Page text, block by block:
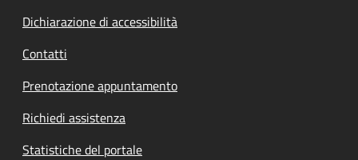
Dichiarazione di accessibilità
Contatti
Prenotazione appuntamento
Richiedi assistenza
Statistiche del portale